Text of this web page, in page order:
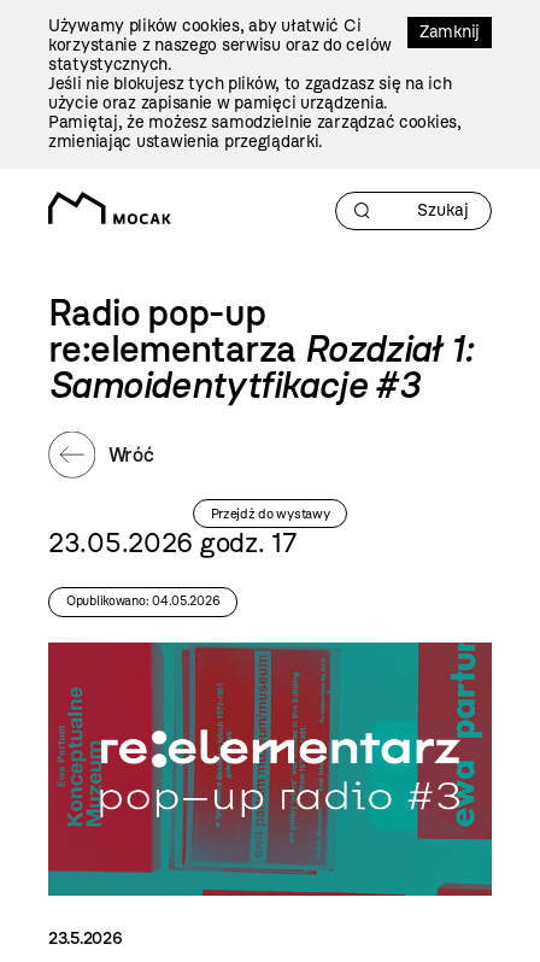
Zamknij
Używamy plików cookies, aby ułatwić Ci
korzystanie z naszego serwisu oraz do celów
statystycznych.
Jeśli nie blokujesz tych plików, to zgadzasz się na ich
użycie oraz zapisanie w pamięci urządzenia.
Pamiętaj, że możesz samodzielnie zarządzać cookies,
zmieniając ustawienia przeglądarki.
Radio pop-up
re:elementarza Rozdział 1:
Samoidentytfikacje #3
Wróć
Przejdź do wystawy
23.05.2026 godz. 17
Opublikowano: 04.05.2026
23.5.2026